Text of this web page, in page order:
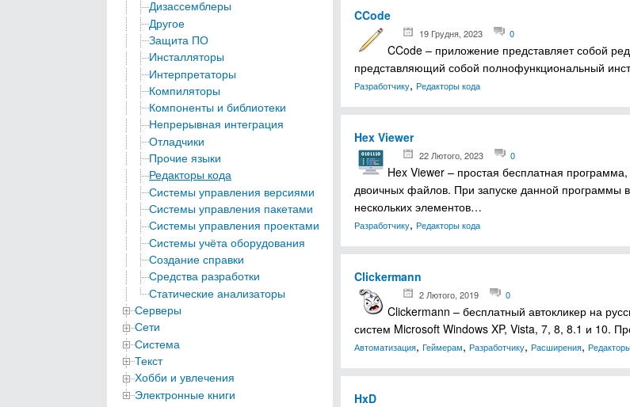
Дизассемблеры
Другое
Защита ПО
Инсталляторы
Интерпретаторы
Компиляторы
Компоненты и библиотеки
Непрерывная интеграция
Отладчики
Прочие языки
Редакторы кода
Системы управления версиями
Системы управления пакетами
Системы управления проектами
Системы учёта оборудования
Создание справки
Средства разработки
Статические анализаторы
Серверы
Сети
Система
Текст
Хобби и увлечения
Электронные книги
CCode
19 Грудня, 2023 0
CCode – приложение представляет собой
представляющий собой полнофункциональный
Разработчику, Редакторы кода
Hex Viewer
22 Лютого, 2023 0
Hex Viewer – простая бесплатная
двоичных файлов. При запуске данной программы
нескольких элементов…
Разработчику, Редакторы кода
Clickermann
2 Лютого, 2019 0
Clickermann – бесплатный автокликер на
систем Microsoft Windows XP, Vista, 7, 8, 8.1 и 10.
Автоматизация, Геймерам, Разработчику, Расширения,
HxD